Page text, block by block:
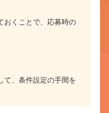
おくことで、応募時の
て、条件設定の手間を